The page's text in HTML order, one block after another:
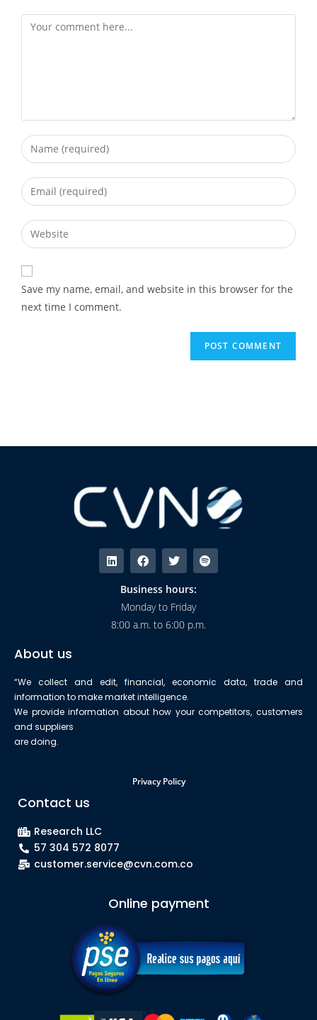
Save my name, email, and website in this browser for the
next time I comment.
Business hours:
Monday to Friday
8:00 a.m. to 6:00 p.m.
About us
“We collect and edit, financial, economic data, trade and
information to make market intelligence.
We provide information about how your competitors, customers
and suppliers
are doing.
Privacy Policy
Contact us
Research LLC
57 304 572 8077
customer.service@cvn.com.co
Online payment